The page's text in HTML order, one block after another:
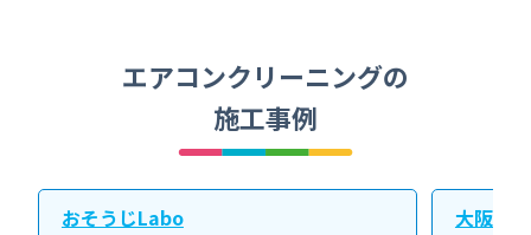
エアコンクリーニングの
施工事例
おそうじLabo 大阪北